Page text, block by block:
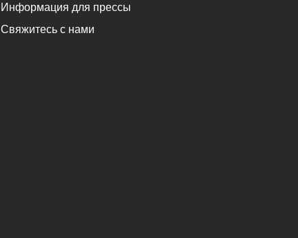
Информация для прессы
Свяжитесь с нами